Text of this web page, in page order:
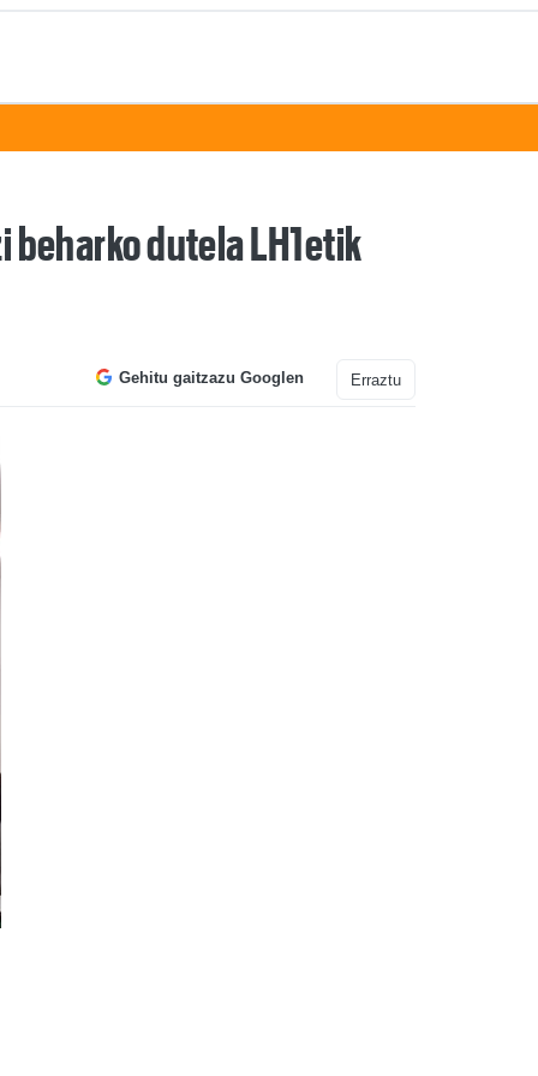
dutela LH1etik
Gehitu gaitzazu Googlen Erraztu